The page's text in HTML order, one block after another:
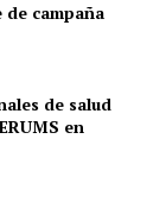
campaña
de salud
en